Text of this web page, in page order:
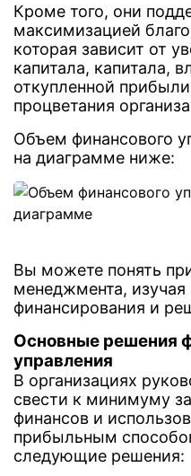
Кроме того, они
максимизацией
которая зависит от
капитала, капитала,
откупленной
процветания
Объем финансового
на диаграмме ниже:
Вы можете понять
менеджмента,
финансирования и
Основные решения
управления
В организациях
свести к минимуму
финансов и
прибыльным
следующие решения: